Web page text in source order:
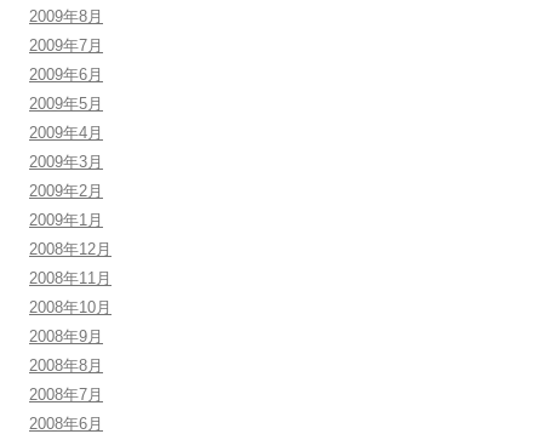
2009年8月
2009年7月
2009年6月
2009年5月
2009年4月
2009年3月
2009年2月
2009年1月
2008年12月
2008年11月
2008年10月
2008年9月
2008年8月
2008年7月
2008年6月